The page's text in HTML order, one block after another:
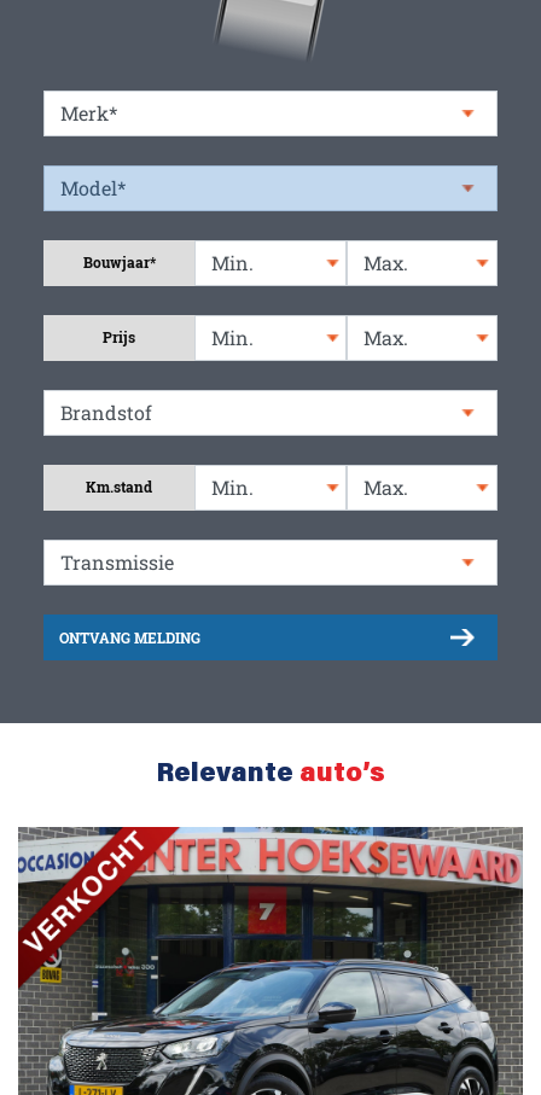
Bouwjaar*
Prijs
Km.stand
ONTVANG MELDING
Relevante auto’s